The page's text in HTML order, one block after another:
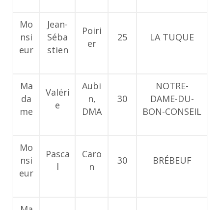
Mo
nsi
eur
Jean-
Séba
stien
Poiri
er
25 LA TUQUE
Ma
da
me
Valéri
e
Aubi
n,
DMA
30
NOTRE-
DAME-DU-
BON-CONSEIL
Mo
nsi
eur
Pasca
l
Caro
n
30 BRÉBEUF